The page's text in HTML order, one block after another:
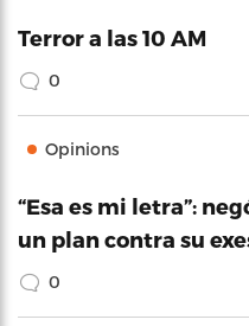
Terror a las 10 AM
0
Opinions
“Esa es mi letra”:
un plan contra su
0